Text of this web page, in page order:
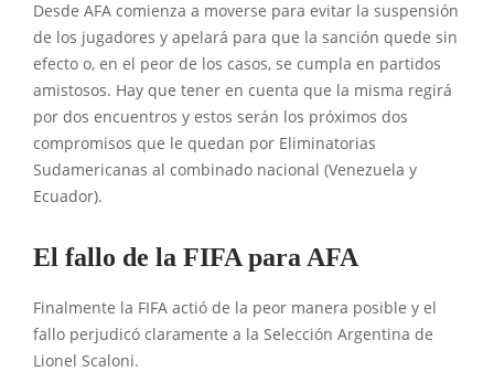
Desde AFA comienza a moverse para evitar la suspensión
de los jugadores y apelará para que la sanción quede sin
efecto o, en el peor de los casos, se cumpla en partidos
amistosos. Hay que tener en cuenta que la misma regirá
por dos encuentros y estos serán los próximos dos
compromisos que le quedan por Eliminatorias
Sudamericanas al combinado nacional (Venezuela y
Ecuador).
El fallo de la FIFA para AFA
Finalmente la FIFA actió de la peor manera posible y el
fallo perjudicó claramente a la Selección Argentina de
Lionel Scaloni.